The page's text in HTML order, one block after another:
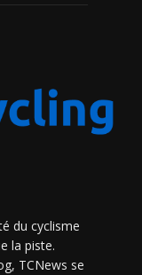
du cyclisme
la piste.
TCNews se